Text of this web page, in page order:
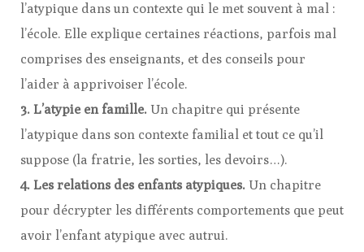
l’atypique dans un contexte qui le met souvent à mal :
l’école. Elle explique certaines réactions, parfois mal
comprises des enseignants, et des conseils pour
l’aider à apprivoiser l’école.
3. L’atypie en famille. Un chapitre qui présente
l’atypique dans son contexte familial et tout ce qu’il
suppose (la fratrie, les sorties, les devoirs…).
4. Les relations des enfants atypiques. Un chapitre
pour décrypter les différents comportements que peut
avoir l’enfant atypique avec autrui.